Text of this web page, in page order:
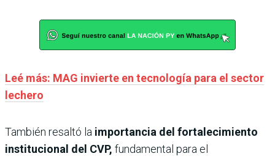
Leé más: MAG invierte en tecnología para el sector
lechero
También resaltó la importancia del fortalecimiento
institucional del CVP, fundamental para el